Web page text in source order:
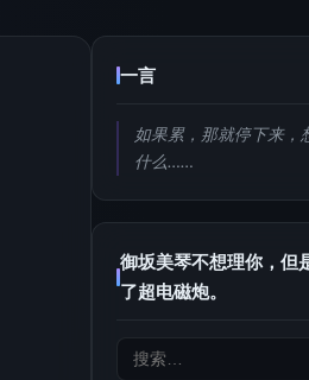
一言
如果累，那就停下来，
什么……
御坂美琴不想理你，但
了超电磁炮。
搜